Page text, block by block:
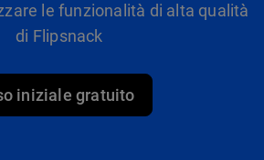
le funzionalità di alta qualità
di Flipsnack
iniziale gratuito